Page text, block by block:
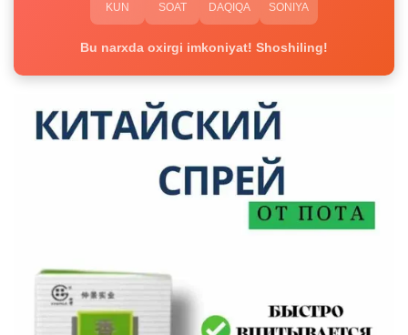
KUN SOAT DAQIQA SONIYA
Bu narxda oxirgi imkoniyat! Shoshiling!